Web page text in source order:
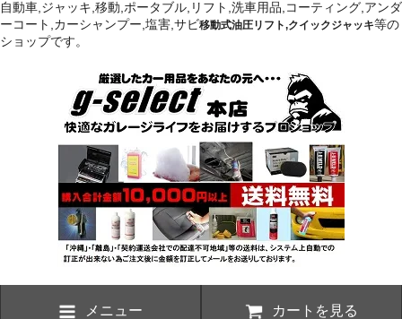
自動車,ジャッキ,移動,ポータブル,リフト,洗車用品,コーティング,アンダ
ーコート,カーシャンプー,塩害,サビ移動式油圧リフト,クイックジャッキ等の
ショップです。
メニュー カートを見る